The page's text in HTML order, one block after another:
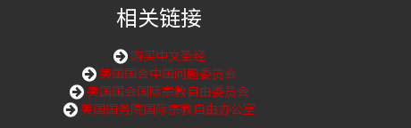
相关链接
购买中文圣经
美国国会中国问题委员会
美国国会国际宗教自由委员会
美国国务院国际宗教自由办公室